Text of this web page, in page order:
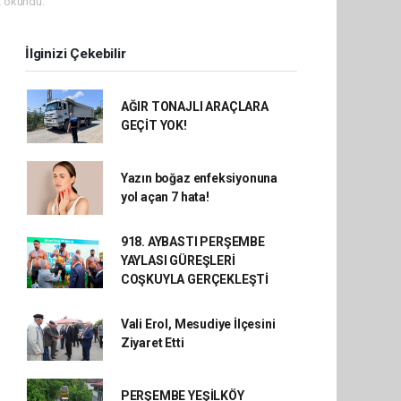
İlginizi Çekebilir
AĞIR TONAJLI ARAÇLARA
GEÇİT YOK!
Yazın boğaz enfeksiyonuna
yol açan 7 hata!
918. AYBASTI PERŞEMBE
YAYLASI GÜREŞLERİ
COŞKUYLA GERÇEKLEŞTİ
Vali Erol, Mesudiye İlçesini
Ziyaret Etti
PERŞEMBE YEŞİLKÖY